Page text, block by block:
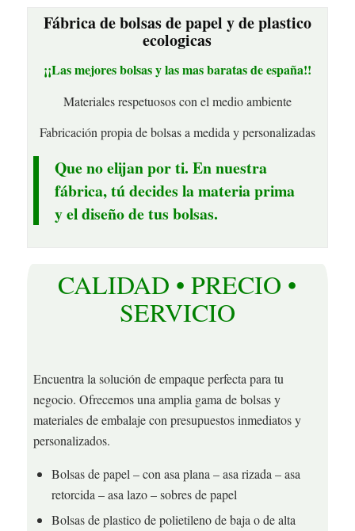
Fábrica de bolsas de papel y de plastico
ecologicas
¡¡Las mejores bolsas y las mas baratas de españa!!
Materiales respetuosos con el medio ambiente
Fabricación propia de bolsas a medida y personalizadas
Que no elijan por ti. En nuestra
fábrica, tú decides la materia prima
y el diseño de tus bolsas.
CALIDAD • PRECIO •
SERVICIO
Encuentra la solución de empaque perfecta para tu
negocio. Ofrecemos una amplia gama de bolsas y
materiales de embalaje con presupuestos inmediatos y
personalizados.
Bolsas de papel – con asa plana – asa rizada – asa
retorcida – asa lazo – sobres de papel
Bolsas de plastico de polietileno de baja o de alta